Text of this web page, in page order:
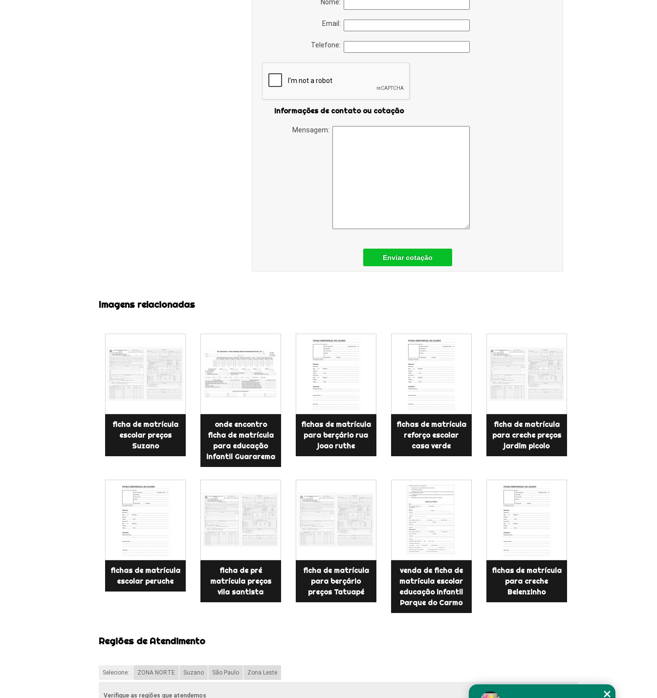
Nome:
Email:
Telefone:
Informações de contato ou cotação
Mensagem:
Enviar cotação
Imagens relacionadas
ficha de matrícula
escolar preços
Suzano
onde encontro
ficha de matrícula
para educação
infantil Guararema
fichas de matrícula
para berçário rua
joao ruthe
fichas de matrícula
reforço escolar
casa verde
ficha de matrícula
para creche preços
jardim picolo
fichas de matrícula
escolar peruche
ficha de pré
matrícula preços
vila santista
ficha de matrícula
para berçário
preços Tatuapé
venda de ficha de
matrícula escolar
educação infantil
Parque do Carmo
fichas de matrícula
para creche
Belenzinho
Regiões de Atendimento
Selecione: ZONA NORTE Suzano São Paulo Zona Leste
Verifique as regiões que atendemos